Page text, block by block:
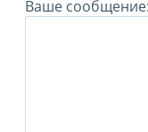
Ваше сообщение: